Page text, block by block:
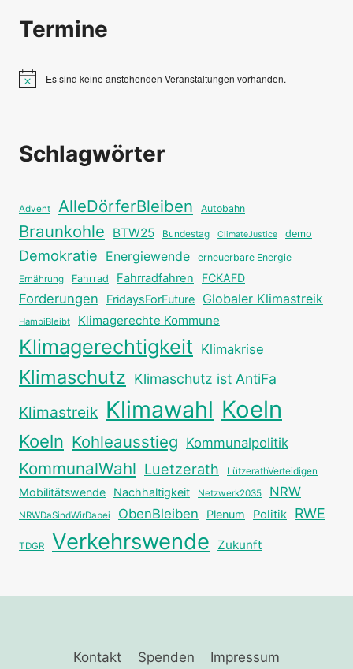
Termine
HinweisEs sind keine anstehenden Veranstaltungen vorhanden.
Schlagwörter
Advent AlleDörferBleiben Autobahn
Braunkohle BTW25 Bundestag ClimateJustice demo
Demokratie Energiewende erneuerbare Energie
Ernährung Fahrrad Fahrradfahren FCKAFD
Forderungen FridaysForFuture Globaler Klimastreik
HambiBleibt Klimagerechte Kommune
Klimagerechtigkeit Klimakrise
Klimaschutz Klimaschutz ist AntiFa
Klimastreik Klimawahl Koeln
Koeln Kohleausstieg Kommunalpolitik
KommunalWahl Luetzerath LützerathVerteidigen
Mobilitätswende Nachhaltigkeit Netzwerk2035 NRW
NRWDaSindWirDabei ObenBleiben Plenum Politik RWE
TDGR Verkehrswende Zukunft
Kontakt Spenden Impressum